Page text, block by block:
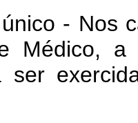
- Nos
Médico, a
ser